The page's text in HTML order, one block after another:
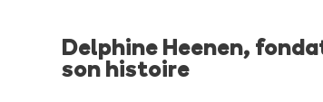
Delphine Heenen,
son histoire